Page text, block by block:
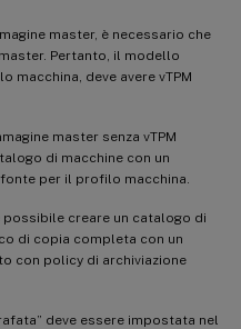
master, è necessario che
Pertanto, il modello
macchina, deve avere vTPM
master senza vTPM
di macchine con un
per il profilo macchina.
possibile creare un catalogo di
di copia completa con un
con policy di archiviazione
deve essere impostata nel